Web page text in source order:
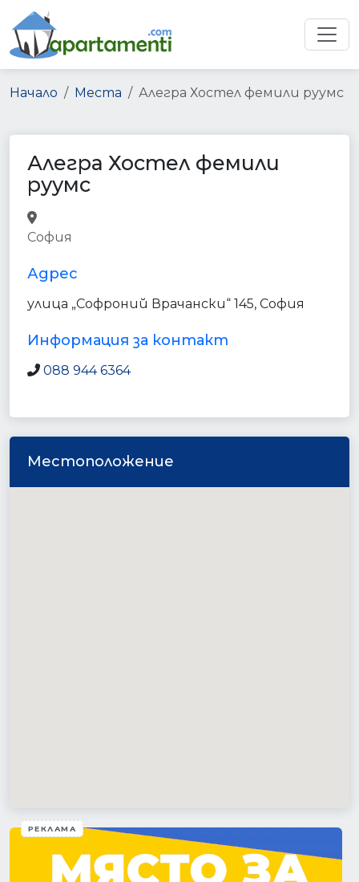
Начало Места Алегра Хостел фемили руумс
Алегра Хостел фемили
руумс
София
Адрес
улица „Софроний Врачански“ 145, София
Информация за контакт
088 944 6364
Местоположение
РЕКЛАМА